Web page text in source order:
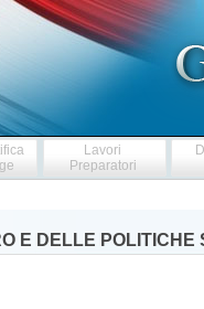
Lavori
Preparatori
E DELLE POLITICHE